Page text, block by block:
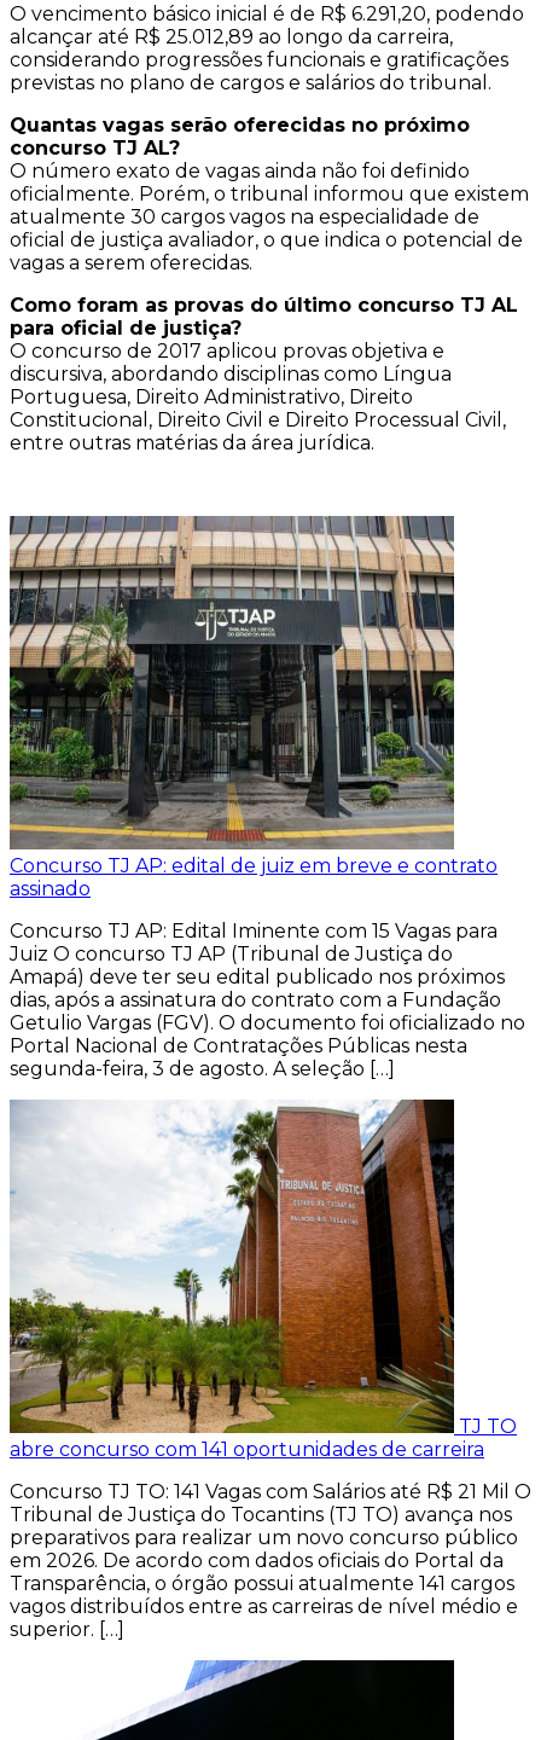
O vencimento básico inicial é de R$ 6.291,20, podendo
alcançar até R$ 25.012,89 ao longo da carreira,
considerando progressões funcionais e gratificações
previstas no plano de cargos e salários do tribunal.
Quantas vagas serão oferecidas no próximo
concurso TJ AL?
O número exato de vagas ainda não foi definido
oficialmente. Porém, o tribunal informou que existem
atualmente 30 cargos vagos na especialidade de
oficial de justiça avaliador, o que indica o potencial de
vagas a serem oferecidas.
Como foram as provas do último concurso TJ AL
para oficial de justiça?
O concurso de 2017 aplicou provas objetiva e
discursiva, abordando disciplinas como Língua
Portuguesa, Direito Administrativo, Direito
Constitucional, Direito Civil e Direito Processual Civil,
entre outras matérias da área jurídica.
Concurso TJ AP: edital de juiz em breve e contrato
assinado
Concurso TJ AP: Edital Iminente com 15 Vagas para
Juiz O concurso TJ AP (Tribunal de Justiça do
Amapá) deve ter seu edital publicado nos próximos
dias, após a assinatura do contrato com a Fundação
Getulio Vargas (FGV). O documento foi oficializado no
Portal Nacional de Contratações Públicas nesta
segunda-feira, 3 de agosto. A seleção […]
TJ TO
abre concurso com 141 oportunidades de carreira
Concurso TJ TO: 141 Vagas com Salários até R$ 21 Mil O
Tribunal de Justiça do Tocantins (TJ TO) avança nos
preparativos para realizar um novo concurso público
em 2026. De acordo com dados oficiais do Portal da
Transparência, o órgão possui atualmente 141 cargos
vagos distribuídos entre as carreiras de nível médio e
superior. […]